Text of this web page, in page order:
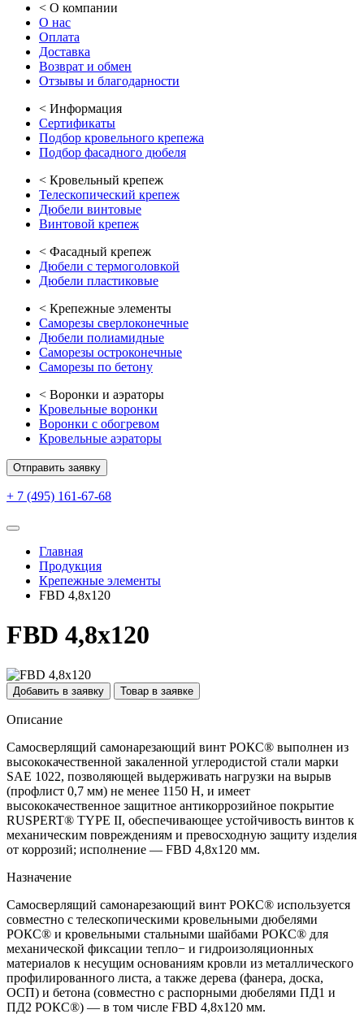
< О компании
О нас
Оплата
Доставка
Возврат и обмен
Отзывы и благодарности
< Информация
Сертификаты
Подбор кровельного крепежа
Подбор фасадного дюбеля
< Кровельный крепеж
Телескопический крепеж
Дюбели винтовые
Винтовой крепеж
< Фасадный крепеж
Дюбели с термоголовкой
Дюбели пластиковые
< Крепежные элементы
Саморезы сверлоконечные
Дюбели полиамидные
Саморезы остроконечные
Саморезы по бетону
< Воронки и аэраторы
Кровельные воронки
Воронки с обогревом
Кровельные аэраторы
Отправить заявку
+ 7 (495) 161-67-68
Главная
Продукция
Крепежные элементы
FBD 4,8х120
FBD 4,8х120
Добавить в заявку Товар в заявке
Описание
Самосверлящий самонарезающий винт РОКС® выполнен из
высококачественной закаленной углеродистой стали марки
SAE 1022, позволяющей выдерживать нагрузки на вырыв
(профлист 0,7 мм) не менее 1150 Н, и имеет
высококачественное защитное антикоррозийное покрытие
RUSPERT® TYPE II, обеспечивающее устойчивость винтов к
механическим повреждениям и превосходную защиту изделия
от коррозий; исполнение — FBD 4,8x120 мм.
Назначение
Самосверлящий самонарезающий винт РОКС® используется
совместно с телескопическими кровельными дюбелями
РОКС® и кровельными стальными шайбами РОКС® для
механической фиксации тепло− и гидроизоляционных
материалов к несущим основаниям кровли из металлического
профилированного листа, а также дерева (фанера, доска,
ОСП) и бетона (совместно с распорными дюбелями ПД1 и
ПД2 РОКС®) — в том числе FBD 4,8x120 мм.